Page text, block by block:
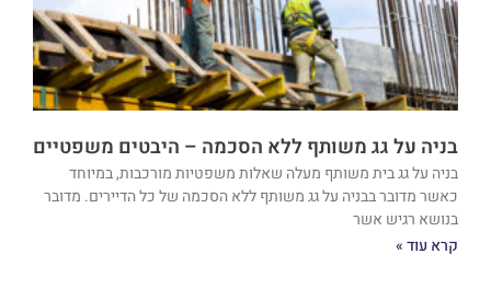
בניה על גג משותף ללא הסכמה – היבטים משפטיים
בניה על גג בית משותף מעלה שאלות משפטיות מורכבות, במיוחד
כאשר מדובר בבניה על גג משותף ללא הסכמה של כל הדיירים. מדובר
בנושא רגיש אשר
קרא עוד »